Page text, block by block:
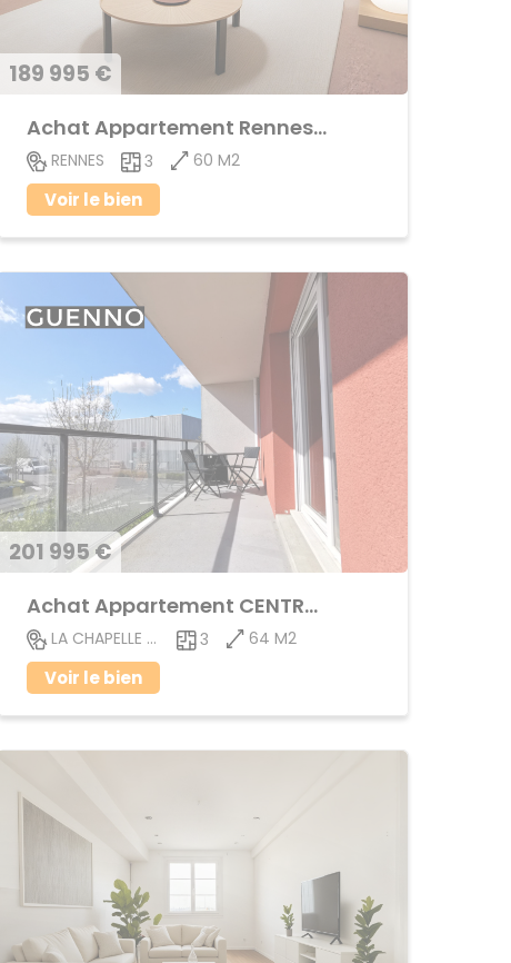
189 995 €
Achat Appartement Rennes-Cleunay
RENNES 3 60 M2
Voir le bien
201 995 €
Achat Appartement CENTRE VILLE
LA CHAPELLE DES FOUGERETZ 3 64 M2
Voir le bien